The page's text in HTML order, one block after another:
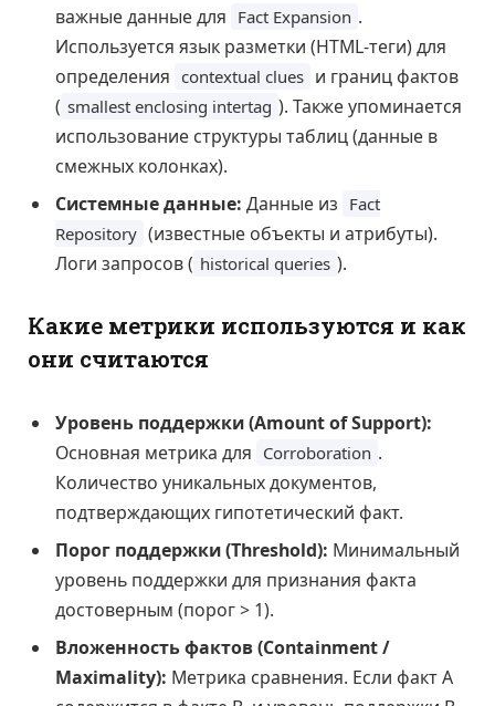
важные данные для Fact Expansion .
Используется язык разметки (HTML-теги) для
определения contextual clues и границ фактов
( smallest enclosing intertag ). Также упоминается
использование структуры таблиц (данные в
смежных колонках).
Системные данные: Данные из Fact
Repository (известные объекты и атрибуты).
Логи запросов ( historical queries ).
Какие метрики используются и как
они считаются
Уровень поддержки (Amount of Support):
Основная метрика для Corroboration .
Количество уникальных документов,
подтверждающих гипотетический факт.
Порог поддержки (Threshold): Минимальный
уровень поддержки для признания факта
достоверным (порог > 1).
Вложенность фактов (Containment /
Maximality): Метрика сравнения. Если факт A